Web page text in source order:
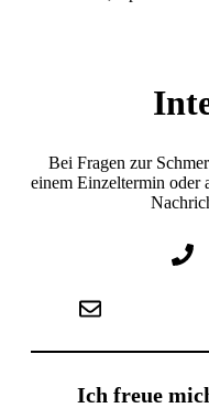
Bei Fragen zur
einem Einzeltermin oder
Ich freue